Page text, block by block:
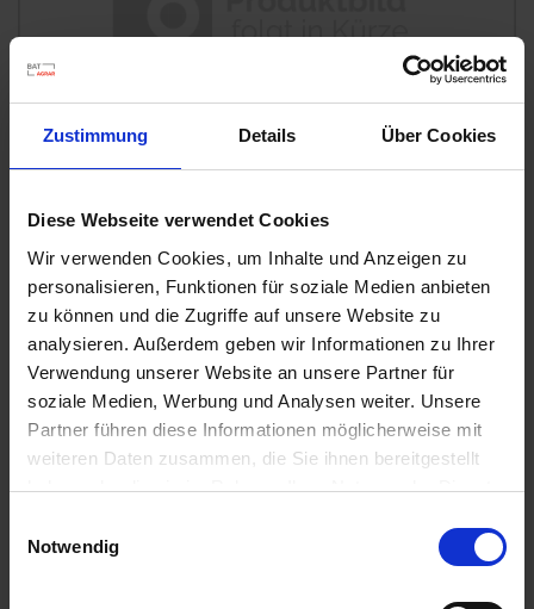
Zustimmung Details Über Cookies
Diese Webseite verwendet Cookies
Wir verwenden Cookies, um Inhalte und Anzeigen zu
personalisieren, Funktionen für soziale Medien anbieten
zu können und die Zugriffe auf unsere Website zu
analysieren. Außerdem geben wir Informationen zu Ihrer
Verwendung unserer Website an unsere Partner für
soziale Medien, Werbung und Analysen weiter. Unsere
Partner führen diese Informationen möglicherweise mit
weiteren Daten zusammen, die Sie ihnen bereitgestellt
haben oder die sie im Rahmen Ihrer Nutzung der Dienste
Notwendig
Permanent WespenTURBOSpray
Artikel-Nr.: 7000616-02-cfg
Ähnliche Produkte